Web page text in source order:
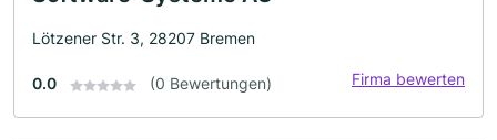
Lötzener Str. 3, 28207 Bremen
0.0 (0 Bewertungen) Firma bewerten